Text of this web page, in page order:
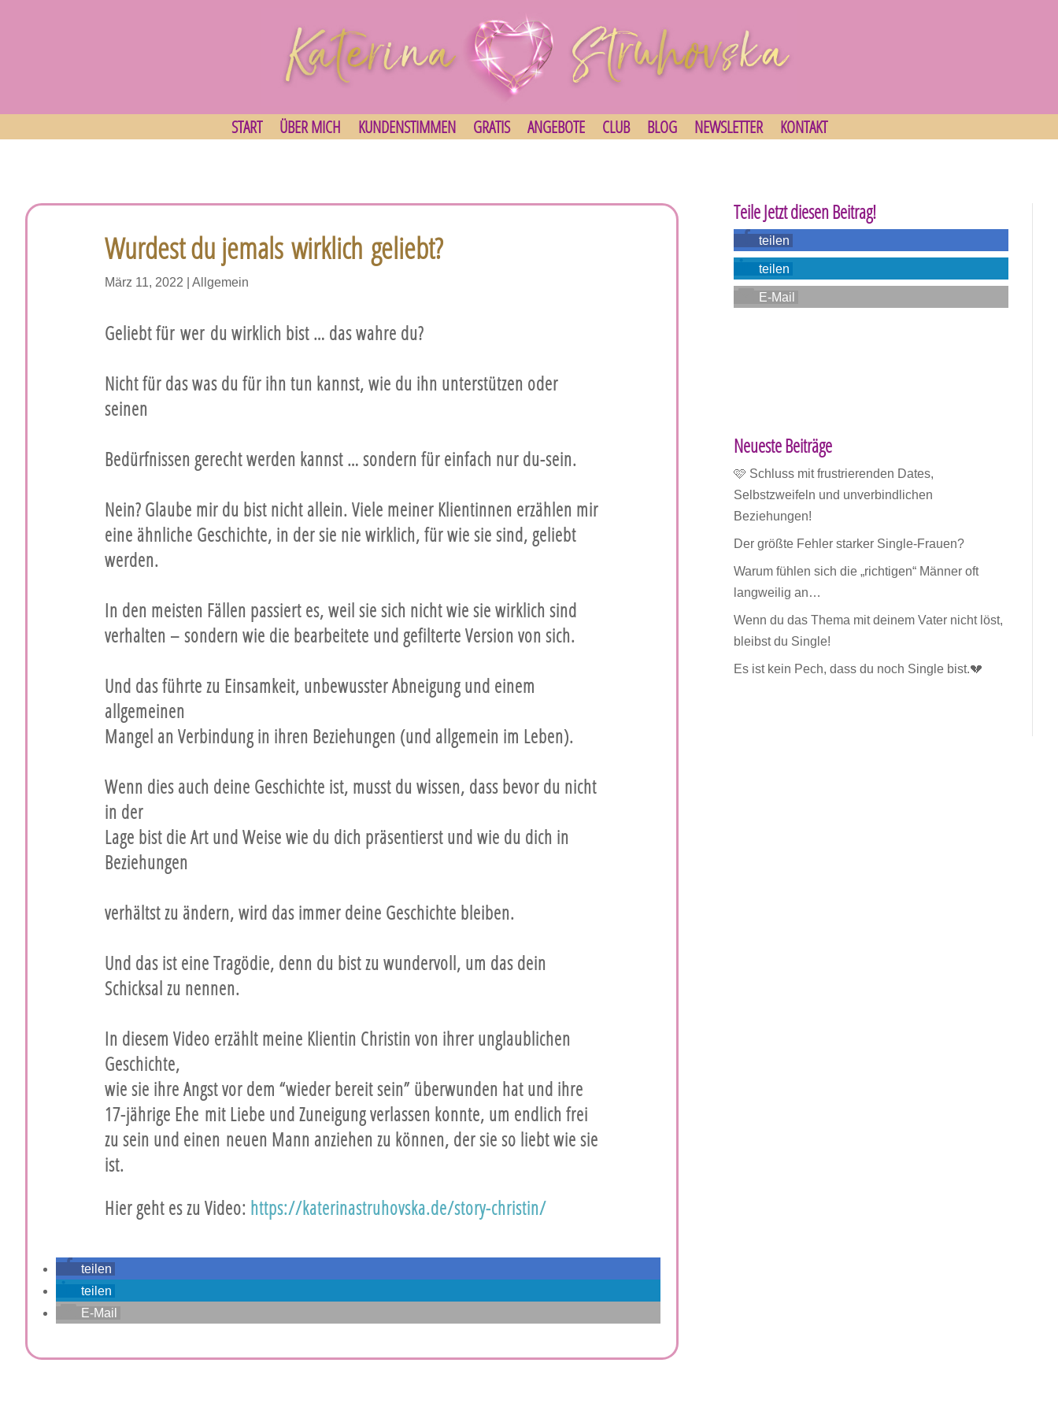
START ÜBER MICH KUNDENSTIMMEN GRATIS ANGEBOTE CLUB BLOG NEWSLETTER KONTAKT
Wurdest du jemals wirklich geliebt?
März 11, 2022 |Allgemein
Geliebt fürwer du wirklich bist … das wahre du?
Nicht für das was du für ihn tun kannst, wie du ihn unterstützen oder
seinen
Bedürfnissen gerecht werden kannst … sondern für einfach nur du-sein.
Nein? Glaube mir du bist nicht allein. Viele meiner Klientinnen erzählen mir
eine ähnliche Geschichte, in der sie nie wirklich, für wie sie sind, geliebt
werden.
In den meisten Fällen passiert es, weil sie sich nicht wie sie wirklich sind
verhalten – sondern wie die bearbeitete und gefilterte Version von sich.
Und das führte zu Einsamkeit, unbewusster Abneigung und einem
allgemeinen
Mangel an Verbindung in ihren Beziehungen (und allgemein im Leben).
Wenn dies auch deine Geschichte ist, musst du wissen, dass bevor du nicht
in der
Lage bist die Art und Weise wie du dich präsentierst und wie du dich in
Beziehungen
verhältst zu ändern, wird das immer deine Geschichte bleiben.
Und das ist eine Tragödie, denn du bist zu wundervoll, um das dein
Schicksal zu nennen.
In diesem Video erzählt meine Klientin Christin von ihrer unglaublichen
Geschichte,
wie sie ihre Angst vor dem “wieder bereit sein” überwunden hat und ihre
17-jährige Ehe mit Liebe und Zuneigung verlassen konnte, um endlich frei
zu sein und einen neuen Mann anziehen zu können, der sie so liebt wie sie
ist.
Hier geht es zu Video: https://katerinastruhovska.de/story-christin/
teilen
teilen
E-Mail
Teile Jetzt diesen Beitrag!
teilen
teilen
E-Mail
Neueste Beiträge
🩷 Schluss mit frustrierenden Dates,
Selbstzweifeln und unverbindlichen
Beziehungen!
Der größte Fehler starker Single-Frauen?
Warum fühlen sich die „richtigen“ Männer oft
langweilig an…
Wenn du das Thema mit deinem Vater nicht löst,
bleibst du Single!
Es ist kein Pech, dass du noch Single bist.💔